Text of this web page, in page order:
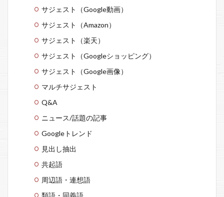
サジェスト（Google動画）
サジェスト（Amazon）
サジェスト（楽天）
サジェスト（Googleショッピング）
サジェスト（Google画像）
マルチサジェスト
Q&A
ニュース/話題の記事
Googleトレンド
見出し抽出
共起語
周辺語・連想語
類語・同義語